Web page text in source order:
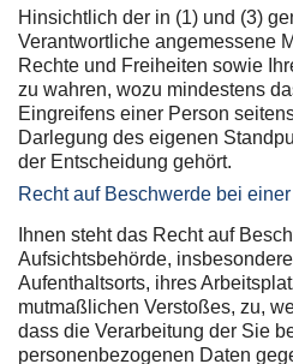
Hinsichtlich der in (1) und (3)
Verantwortliche angemessene
Rechte und Freiheiten sowie
zu wahren, wozu mindestens
Eingreifens einer Person
Darlegung des eigenen
der Entscheidung gehört.
Recht auf Beschwerde bei
Ihnen steht das Recht auf
Aufsichtsbehörde,
Aufenthaltsorts, ihres
mutmaßlichen Verstoßes, zu,
dass die Verarbeitung der Sie
personenbezogenen Daten